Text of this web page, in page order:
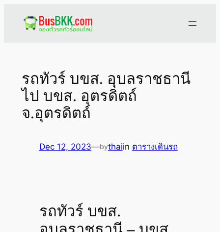
รถทัวร์ บขส. อุบลราชธานี
ไป บขส. อุตรดิตถ์
จ.อุตรดิตถ์
Dec 12, 2023—bythaiin ตารางเดินรถ
รถทัวร์ บขส.